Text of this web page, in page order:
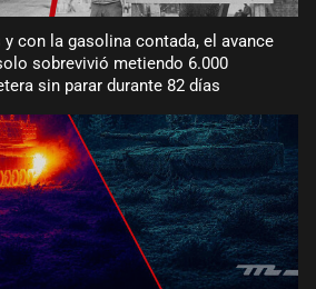
con la gasolina contada, el avance
sobrevivió metiendo 6.000
sin parar durante 82 días